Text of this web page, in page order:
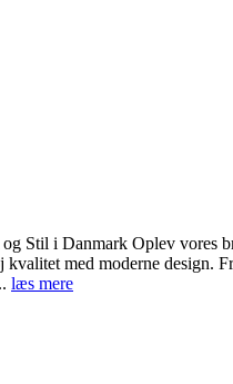
Stil i Danmark Oplev vores
med moderne design.
læs mere